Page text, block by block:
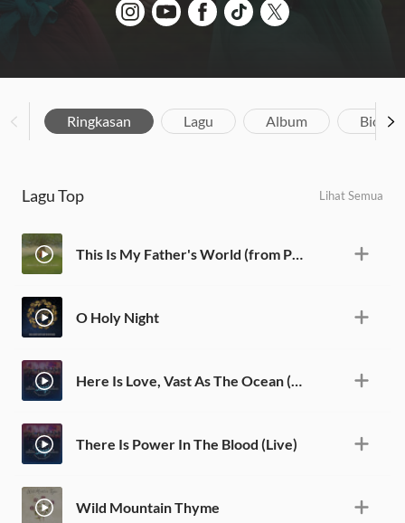
Ringkasan Lagu Album
Lagu Top Lihat Semua
O Holy Night
There Is Power In The Blood (Live)
Wild Mountain Thyme